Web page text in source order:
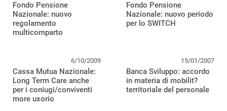
Fondo Pensione
Nazionale: nuovo
regolamento
multicomparto
Fondo Pensione
Nazionale: nuovo periodo
per lo SWITCH
6/10/2009
Cassa Mutua Nazionale:
Long Term Care anche
per i coniugi/conviventi
more uxorio
15/01/2007
Banca Sviluppo: accordo
in materia di mobilit?
territoriale del personale